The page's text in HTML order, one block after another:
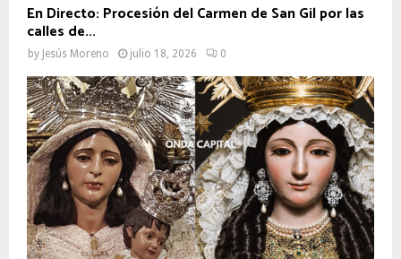
En Directo: Procesión del Carmen de San Gil por las
calles de...
by Jesús Moreno julio 18, 2026 0